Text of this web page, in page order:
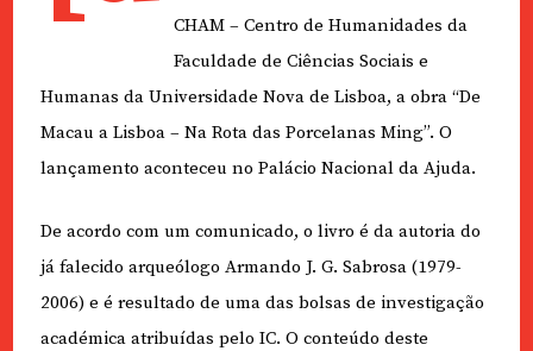
CHAM – Centro de Humanidades da
Faculdade de Ciências Sociais e
Humanas da Universidade Nova de Lisboa, a obra “De
Macau a Lisboa – Na Rota das Porcelanas Ming”. O
lançamento aconteceu no Palácio Nacional da Ajuda.
De acordo com um comunicado, o livro é da autoria do
já falecido arqueólogo Armando J. G. Sabrosa (1979-
2006) e é resultado de uma das bolsas de investigação
académica atribuídas pelo IC. O conteúdo deste